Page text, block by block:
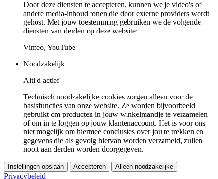
Door deze diensten te accepteren, kunnen we je video's of
andere media-inhoud tonen die door externe providers wordt
gehost. Met jouw toestemming gebruiken we de volgende
diensten van derden op deze website:
Vimeo, YouTube
Noodzakelijk
Altijd actief
Technisch noodzakelijke cookies zorgen alleen voor de
basisfuncties van onze website. Ze worden bijvoorbeeld
gebruikt om producten in jouw winkelmandje te verzamelen
of om in te loggen op jouw klantenaccount. Het is voor ons
niet mogelijk om hiermee conclusies over jou te trekken en
gegevens die als gevolg hiervan worden verzameld, zullen
nooit aan derden worden doorgegeven.
Instellingen opslaan Accepteren Alleen noodzakelijke
Privacybeleid